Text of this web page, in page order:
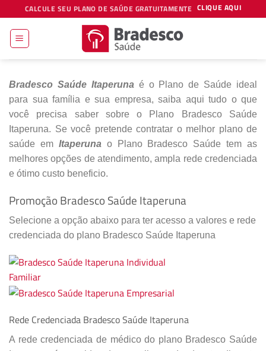
to
content
CALCULE SEU PLANO DE SAÚDE GRATUITAMENTE CLIQUE AQUI
Bradesco Saúde Itaperuna é o Plano de Saúde ideal
para sua família e sua empresa, saiba aqui tudo o que
você precisa saber sobre o Plano Bradesco Saúde
Itaperuna. Se você pretende contratar o melhor plano de
saúde em Itaperuna o Plano Bradesco Saúde tem as
melhores opções de atendimento, ampla rede credenciada
e ótimo custo beneficio.
Promoção Bradesco Saúde Itaperuna
Selecione a opção abaixo para ter acesso a valores e rede
credenciada do plano Bradesco Saúde Itaperuna
Rede Credenciada Bradesco Saúde Itaperuna
A rede credenciada de médico do plano Bradesco Saúde